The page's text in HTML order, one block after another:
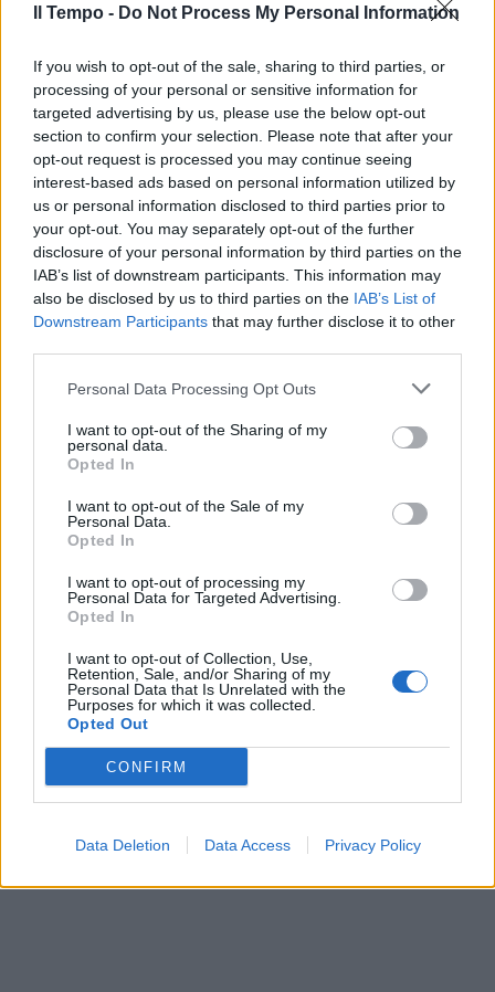
Il Tempo - Do Not Process My Personal Information
If you wish to opt-out of the sale, sharing to third parties, or
processing of your personal or sensitive information for
targeted advertising by us, please use the below opt-out
section to confirm your selection. Please note that after your
opt-out request is processed you may continue seeing
interest-based ads based on personal information utilized by
us or personal information disclosed to third parties prior to
your opt-out. You may separately opt-out of the further
disclosure of your personal information by third parties on the
IAB’s list of downstream participants. This information may
also be disclosed by us to third parties on the IAB’s List of
Downstream Participants that may further disclose it to other
Personal Data Processing Opt Outs
I want to opt-out of the Sharing of my
personal data.
Opted In
I want to opt-out of the Sale of my
Personal Data.
Opted In
I want to opt-out of processing my
Personal Data for Targeted Advertising.
Opted In
I want to opt-out of Collection, Use,
Retention, Sale, and/or Sharing of my
Personal Data that Is Unrelated with the
Purposes for which it was collected.
Opted Out
CONFIRM
Data Deletion Data Access Privacy Policy
sorridendo. L’incendio scoppiato, di note e